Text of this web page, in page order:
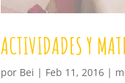
ACTIVIDADES Y
por Bei | Feb 11, 2016 |